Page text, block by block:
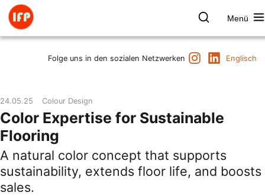
Zum
Inhalt
springen
Farbpsychologie
Menü
Vorträge & Publikationen
Axel Buether
Folge uns in den sozialen Netzwerken
InstagramLinkedIn
Englisch
24.05.25 Colour Design
Color Expertise for Sustainable
Flooring
A natural color concept that supports
sustainability, extends floor life, and boosts
sales.